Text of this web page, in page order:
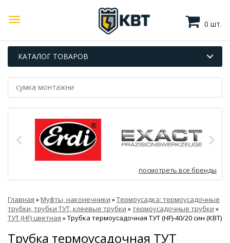
0 шт.
КАТАЛОГ ТОВАРОВ
посмотреть все бренды
Главная »Муфты, наконечники »Термоусадка: термоусадочные
трубки, трубки ТУТ, клеевые трубки »термоусадочные трубки »
ТУТ (HF) цветная »Трубка термоусадочная ТУТ (HF)-40/20 син (КВТ)
Трубка термоусадочная ТУТ